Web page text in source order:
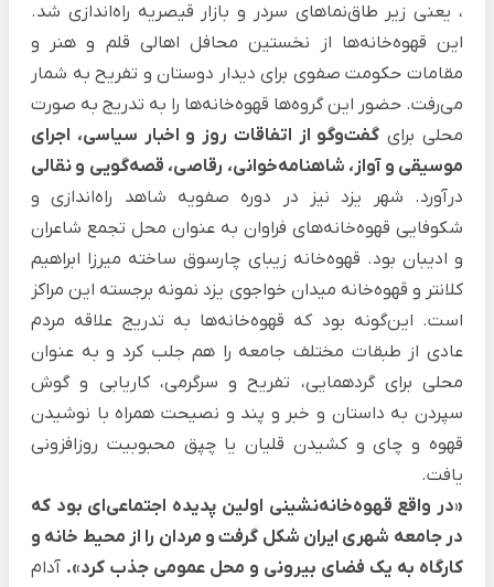
، یعنی زیر طاق‌نماهای سردر و بازار قیصریه راه‌اندازی شد.
این قهوه‌خانه‌ها از نخستین محافل اهالی قلم و هنر و
مقامات حکومت صفوی برای دیدار دوستان و تفریح به شمار
می‌رفت. حضور این گروه‌ها قهوه‌خانه‌ها را به تدریج به صورت
محلی برای گفت‌وگو از اتفاقات روز و اخبار سیاسی، اجرای
موسیقی و آواز، شاهنامه‌خوانی، رقاصی، قصه‌گویی و نقالی
درآورد. شهر یزد نیز در دوره صفویه شاهد راه‌اندازی و
شکوفایی قهوه‌خانه‌های فراوان به عنوان محل تجمع شاعران
و ادیبان بود. قهوه‌خانه زیبای چارسوق ساخته میرزا ابراهیم
کلانتر و قهوه‌خانه میدان خواجوی یزد نمونه برجسته این مراکز
است. این‌گونه بود که قهوه‌خانه‌ها به تدریج علاقه مردم
عادی از طبقات مختلف جامعه را هم جلب کرد و به عنوان
محلی برای گردهمایی، تفریح و سرگرمی، کاریابی و گوش
سپردن به داستان و خبر و پند و نصیحت همراه با نوشیدن
قهوه و چای و کشیدن قلیان یا چپق محبوبیت روزافزونی
یافت.
«در واقع قهوه‌خانه‌نشینی اولین پدیده اجتماعی‌ای بود که
در جامعه شهری ایران شکل گرفت و مردان را از محیط خانه و
کارگاه به یک فضای بیرونی و محل عمومی جذب کرد». آدام